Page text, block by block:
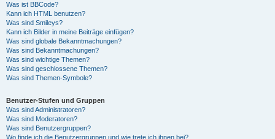
Was ist BBCode?
Kann ich HTML benutzen?
Was sind Smileys?
Kann ich Bilder in meine Beiträge einfügen?
Was sind globale Bekanntmachungen?
Was sind Bekanntmachungen?
Was sind wichtige Themen?
Was sind geschlossene Themen?
Was sind Themen-Symbole?
Benutzer-Stufen und Gruppen
Was sind Administratoren?
Was sind Moderatoren?
Was sind Benutzergruppen?
Wo finde ich die Benutzergruppen und wie trete ich ihnen bei?